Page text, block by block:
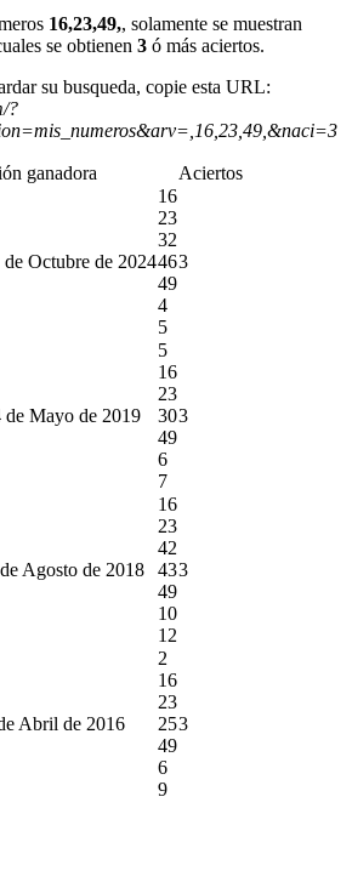
16,23,49,, solamente se muestran
se obtienen 3 ó más aciertos.
su busqueda, copie esta URL:
?
ganadora Aciertos
Octubre de 2024
16
23
32
46
49
4
5
3
de Mayo de 2019
5
16
23
30
49
6
7
3
Agosto de 2018
16
23
42
43
49
10
12
3
Abril de 2016
2
16
23
25
49
6
9
3